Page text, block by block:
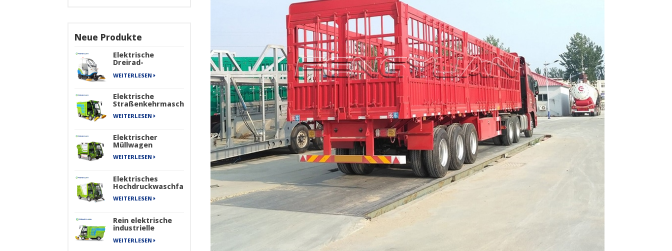
Neue Produkte
Elektrische
Dreirad-
WEITERLESEN
Elektrische
Straßenkehrmaschine
WEITERLESEN
Elektrischer
Müllwagen
WEITERLESEN
Elektrisches
Hochdruckwaschfahrzeug
WEITERLESEN
Rein elektrische
industrielle
mit vier Rädern
WEITERLESEN